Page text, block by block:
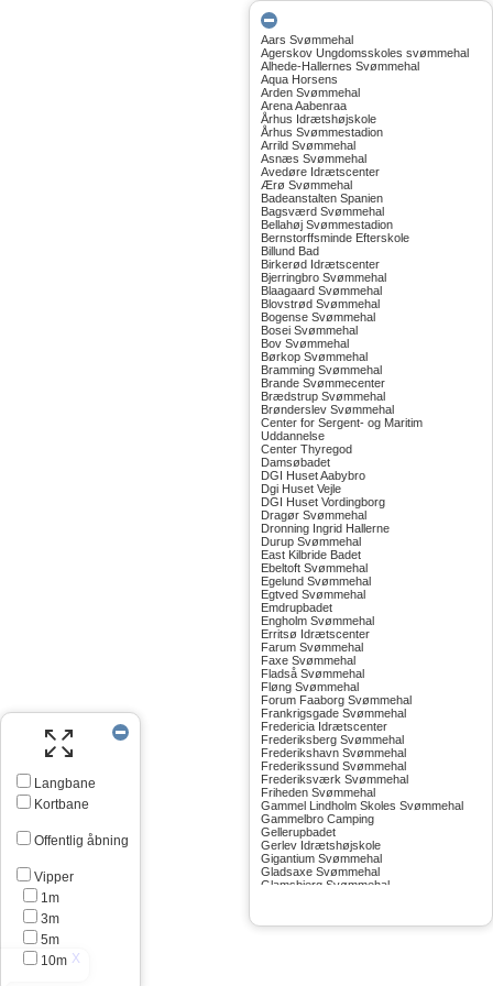
Langbane
Kortbane
Offentlig åbning
Vipper
1m
3m
5m
10m
Aars Svømmehal
Agerskov Ungdomsskoles svømmehal
Alhede-Hallernes Svømmehal
Aqua Horsens
Arden Svømmehal
Arena Aabenraa
Århus Idrætshøjskole
Århus Svømmestadion
Arrild Svømmehal
Asnæs Svømmehal
Avedøre Idrætscenter
Ærø Svømmehal
Badeanstalten Spanien
Bagsværd Svømmehal
Bellahøj Svømmestadion
Bernstorffsminde Efterskole
Billund Bad
Birkerød Idrætscenter
Bjerringbro Svømmehal
Blaagaard Svømmehal
Blovstrød Svømmehal
Bogense Svømmehal
Bosei Svømmehal
Bov Svømmehal
Børkop Svømmehal
Bramming Svømmehal
Brande Svømmecenter
Brædstrup Svømmehal
Brønderslev Svømmehal
Center for Sergent- og Maritim
Uddannelse
Center Thyregod
Damsøbadet
DGI Huset Aabybro
Dgi Huset Vejle
DGI Huset Vordingborg
Dragør Svømmehal
Dronning Ingrid Hallerne
Durup Svømmehal
East Kilbride Badet
Ebeltoft Svømmehal
Egelund Svømmehal
Egtved Svømmehal
Emdrupbadet
Engholm Svømmehal
Erritsø Idrætscenter
Farum Svømmehal
Faxe Svømmehal
Fladså Svømmehal
Fløng Svømmehal
Forum Faaborg Svømmehal
Frankrigsgade Svømmehal
Fredericia Idrætscenter
Frederiksberg Svømmehal
Frederikshavn Svømmehal
Frederikssund Svømmehal
Frederiksværk Svømmehal
Friheden Svømmehal
Gammel Lindholm Skoles Svømmehal
Gammelbro Camping
Gellerupbadet
Gerlev Idrætshøjskole
Gigantium Svømmehal
Gladsaxe Svømmehal
Glamsbjerg Svømmehal
Greve Svømmehal